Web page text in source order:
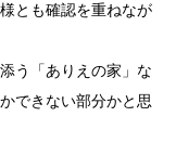
とも確認を重ねなが
う「ありえの家」な
できない部分かと思